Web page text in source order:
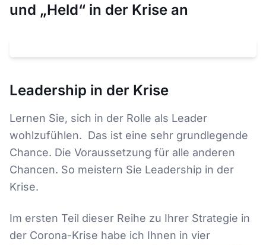
und „Held“ in der Krise an
Leadership in der Krise
Lernen Sie, sich in der Rolle als Leader
wohlzufühlen. Das ist eine sehr grundlegende
Chance. Die Voraussetzung für alle anderen
Chancen. So meistern Sie Leadership in der
Krise.
Im ersten Teil dieser Reihe zu Ihrer Strategie in
der Corona-Krise habe ich Ihnen in vier